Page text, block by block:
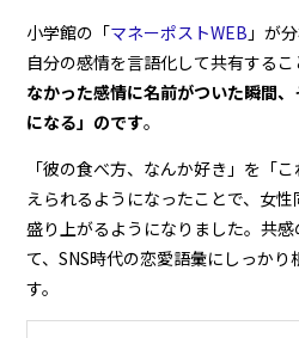
小学館の「マネーポストWEB 」が
自分の感情を言語化して共有するこ
なかった感情に名前がついた瞬間
になる」のです。
「彼の食べ方、なんか好き」を「
えられるようになったことで、女
盛り上がるようになりました。共
て、SNS時代の恋愛語彙にしっか
す。